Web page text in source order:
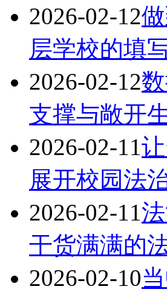
2026-02-12
层学校的填
2026-02-12
支撑与敞开
2026-02-11
展开校园法
2026-02-11
干货满满的
2026-02-10